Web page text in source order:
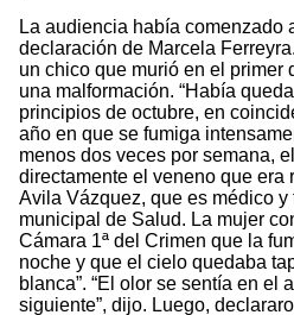
La audiencia había comenzado
declaración de Marcela
un chico que murió en el primer
una malformación. “Había
principios de octubre, en
año en que se fumiga
menos dos veces por semana,
directamente el veneno que era
Avila Vázquez, que es médico y
municipal de Salud. La mujer
Cámara 1ª del Crimen que la
noche y que el cielo quedaba
blanca”. “El olor se sentía en el
siguiente”, dijo. Luego,